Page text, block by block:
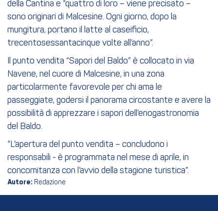
della Cantina e “quattro di loro – viene precisato –
sono originari di Malcesine. Ogni giorno, dopo la
mungitura, portano il latte al caseificio,
trecentosessantacinque volte all’anno”.
Il punto vendita “Sapori del Baldo” è collocato in via
Navene, nel cuore di Malcesine, in una zona
particolarmente favorevole per chi ama le
passeggiate, godersi il panorama circostante e avere la
possibilità di apprezzare i sapori dell’enogastronomia
del Baldo.
“L’apertura del punto vendita – concludono i
responsabili - è programmata nel mese di aprile, in
concomitanza con l’avvio della stagione turistica”.
Autore: Redazione